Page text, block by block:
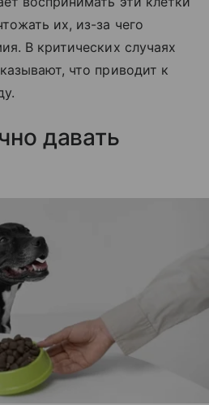
их, из-за чего
В критических случаях
что приводит к
давать